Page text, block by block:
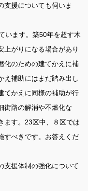
援についても伺いま
います。築50年を超す木
上がりになる場合があり
化のための建てかえに補
え補助にはまだ踏み出し
てかえに同様の補助が行
街路の解消や不燃化な
ます。23区中、８区では
すべきです。お答えくだ
援体制の強化について